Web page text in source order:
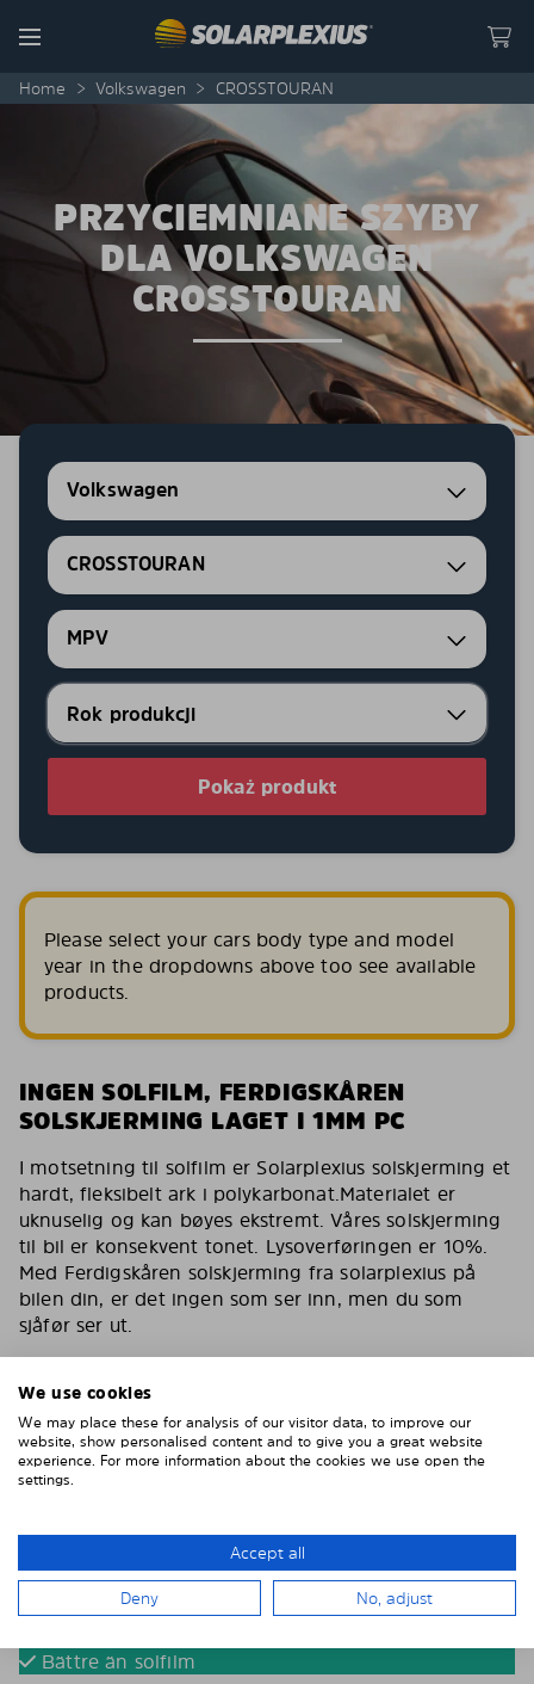
Menu
Home > Volkswagen > CROSSTOURAN
PRZYCIEMNIANE SZYBY
DLA VOLKSWAGEN
CROSSTOURAN
Volkswagen
CROSSTOURAN
MPV
Pokaż produkt
Please select your cars body type and model
year in the dropdowns above too see available
products.
INGEN SOLFILM, FERDIGSKÅREN
SOLSKJERMING LAGET I 1MM PC
I motsetning til solfilm er Solarplexius solskjerming et
hardt, fleksibelt ark i polykarbonat.Materialet er
uknuselig og kan bøyes ekstremt. Våres solskjerming
til bil er konsekvent tonet. Lysoverføringen er 10%.
Med Ferdigskåren solskjerming fra solarplexius på
bilen din, er det ingen som ser inn, men du som
sjåfør ser ut.
Du har de samme egenskapene som en solfilm for
bilen med våres solskjerming. Reduserer varmen,
fjerner 90% av direkte sollys. Solskjerming for bilen
din som også er kollisjonstestet av svenske VTI og
godkjent av tyske TÜF.
Enklare och smartare än solfilm
Montera enkelt på 15 minuter
Tona dina bilrutor utan solfilm
Bättre än solfilm
We use cookies
We may place these for analysis of our visitor data, to improve our
website, show personalised content and to give you a great website
experience. For more information about the cookies we use open the
settings.
Accept all
Deny No, adjust